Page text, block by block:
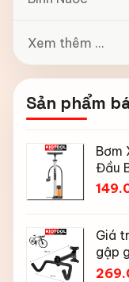
Xem thêm ...
Sản phẩm
Bơm
Đầu
Đồng
Giá
gập
mũ